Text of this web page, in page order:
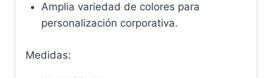
Amplia variedad de colores para
personalización corporativa.
Medidas: